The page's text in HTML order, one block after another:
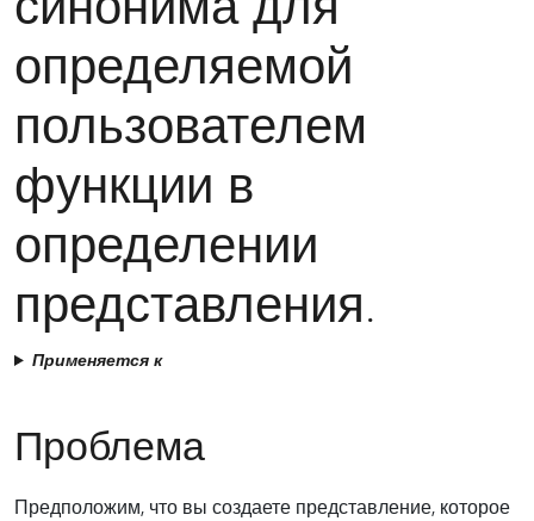
определяемой
пользователем
функции в
определении
представления.
Применяется к
Проблема
Предположим, что вы создаете представление, которое